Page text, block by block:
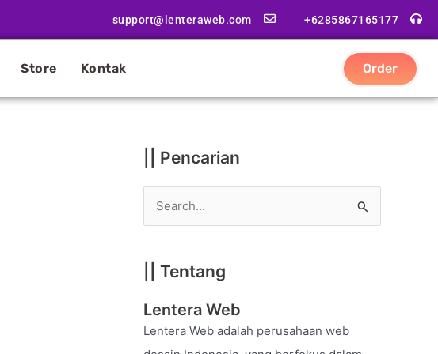
support@lenteraweb.com +6285867165177
Store Kontak Order
|| Pencarian
r
c
h
|| Tentang
Lentera Web
Lentera Web adalah perusahaan web
|
t
g
i